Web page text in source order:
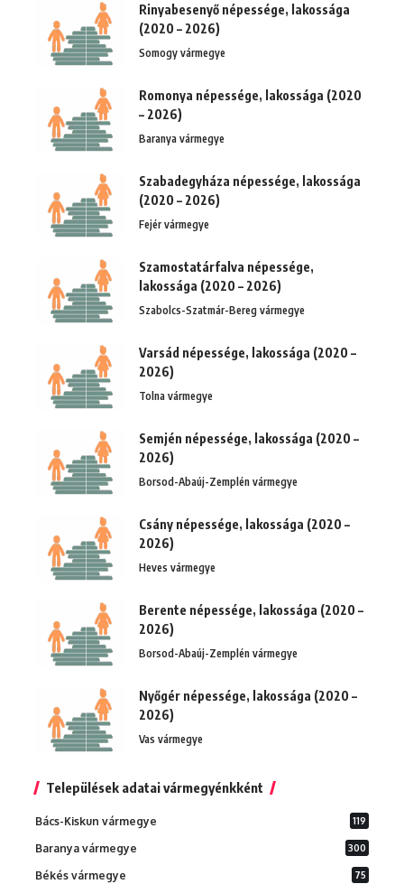
Rinyabesenyő népessége, lakossága
(2020 – 2026)
Somogy vármegye
Romonya népessége, lakossága (2020
– 2026)
Baranya vármegye
Szabadegyháza népessége, lakossága
(2020 – 2026)
Fejér vármegye
Szamostatárfalva népessége,
lakossága (2020 – 2026)
Szabolcs-Szatmár-Bereg vármegye
Varsád népessége, lakossága (2020 –
2026)
Tolna vármegye
Semjén népessége, lakossága (2020 –
2026)
Borsod-Abaúj-Zemplén vármegye
Csány népessége, lakossága (2020 –
2026)
Heves vármegye
Berente népessége, lakossága (2020 –
2026)
Borsod-Abaúj-Zemplén vármegye
Nyőgér népessége, lakossága (2020 –
2026)
Vas vármegye
Települések adatai vármegyénkként
Bács-Kiskun vármegye 119
Baranya vármegye 300
Békés vármegye 75